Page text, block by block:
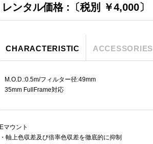
レンタル価格 :〔税別 ￥4,000〕
CHARACTERISTIC ACCESSORIES
M.O.D.:0.5m/フィルター径:49mm
35mm FullFrame対応
Eマウント
・軸上色収差及び倍率色収差を徹底的に抑制